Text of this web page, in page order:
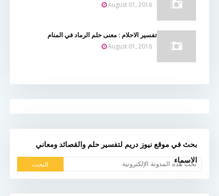
August 01, 2016
تفسير الاحلام : معنى حلم الرماد في المنام
August 01, 2016
بحث في موقع نيوز دريم لتفسير حلم والقصائد ومعاني
الاسماء